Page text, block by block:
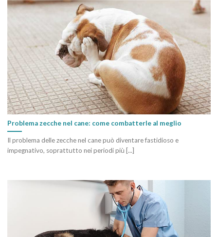
Problema zecche nel cane: come combatterle al meglio
Il problema delle zecche nel cane può diventare fastidioso e
impegnativo, soprattutto nei periodi più [...]